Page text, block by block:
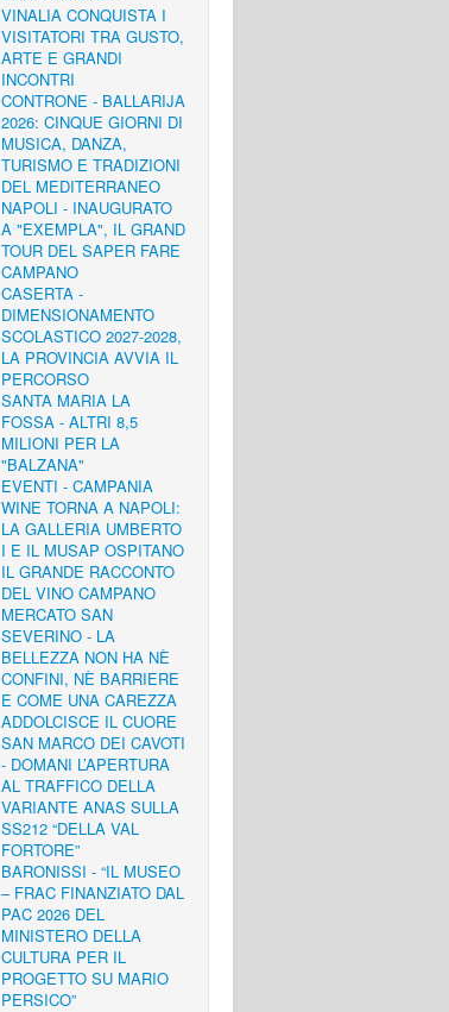
VINALIA CONQUISTA I
VISITATORI TRA GUSTO,
ARTE E GRANDI
INCONTRI
CONTRONE - BALLARIJA
2026: CINQUE GIORNI DI
MUSICA, DANZA,
TURISMO E TRADIZIONI
DEL MEDITERRANEO
NAPOLI - INAUGURATO
A "EXEMPLA", IL GRAND
TOUR DEL SAPER FARE
CAMPANO
CASERTA -
DIMENSIONAMENTO
SCOLASTICO 2027-2028,
LA PROVINCIA AVVIA IL
PERCORSO
SANTA MARIA LA
FOSSA - ALTRI 8,5
MILIONI PER LA
"BALZANA"
EVENTI - CAMPANIA
WINE TORNA A NAPOLI:
LA GALLERIA UMBERTO
I E IL MUSAP OSPITANO
IL GRANDE RACCONTO
DEL VINO CAMPANO
MERCATO SAN
SEVERINO - LA
BELLEZZA NON HA NÈ
CONFINI, NÈ BARRIERE
E COME UNA CAREZZA
ADDOLCISCE IL CUORE
SAN MARCO DEI CAVOTI
- DOMANI L’APERTURA
AL TRAFFICO DELLA
VARIANTE ANAS SULLA
SS212 “DELLA VAL
FORTORE”
BARONISSI - “IL MUSEO
– FRAC FINANZIATO DAL
PAC 2026 DEL
MINISTERO DELLA
CULTURA PER IL
PROGETTO SU MARIO
PERSICO”